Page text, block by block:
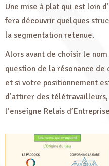
Une mise à plat qui est loin
fera découvrir quelques
la segmentation retenue.
Alors avant de choisir le
question de la résonance de
et si votre positionnement
d’attirer des télétravailleurs,
l’enseigne Relais